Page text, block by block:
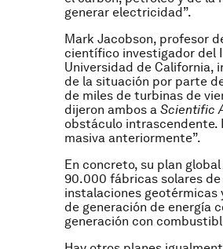
generar electricidad”.
Mark Jacobson, profesor
científico investigador del
Universidad de California,
de la situación por parte
de miles de turbinas de
dijeron ambos a Scientific
obstáculo intrascendente.
masiva anteriormente”.
En concreto, su plan
90.000 fábricas solares
instalaciones
de generación de energía
generación con